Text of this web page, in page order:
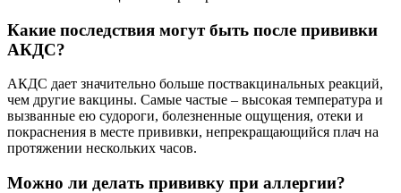
Какие последствия могут быть после прививки
АКДС?
АКДС дает значительно больше поствакцинальных реакций,
чем другие вакцины. Самые частые – высокая температура и
вызванные ею судороги, болезненные ощущения, отеки и
покраснения в месте прививки, непрекращающийся плач на
протяжении нескольких часов.
Можно ли делать прививку при аллергии?